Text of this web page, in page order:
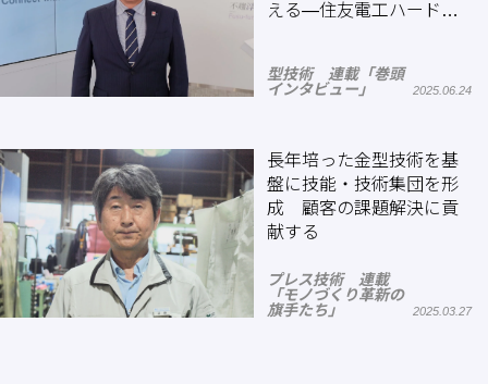
える―住友電工ハードメ
型技術 連載「巻頭
インタビュー」
2025.06.24
長年培った金型技術を基
盤に技能・技術集団を形
成 顧客の課題解決に貢
献する
プレス技術 連載
「モノづくり革新の
旗手たち」
2025.03.27